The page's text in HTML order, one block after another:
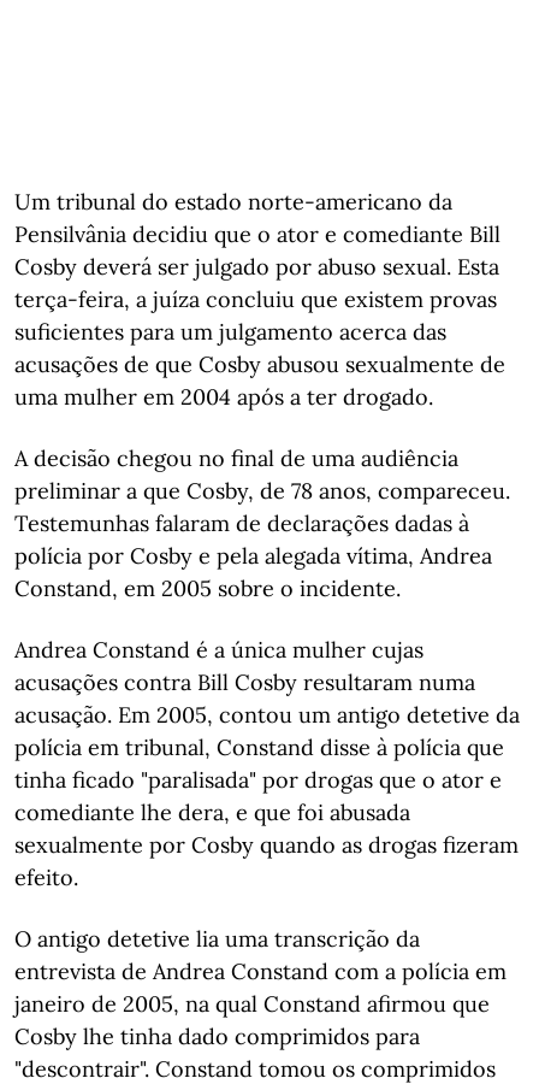
Um tribunal do estado norte-americano da
Pensilvânia decidiu que o ator e comediante Bill
Cosby deverá ser julgado por abuso sexual. Esta
terça-feira, a juíza concluiu que existem provas
suficientes para um julgamento acerca das
acusações de que Cosby abusou sexualmente de
uma mulher em 2004 após a ter drogado.
A decisão chegou no final de uma audiência
preliminar a que Cosby, de 78 anos, compareceu.
Testemunhas falaram de declarações dadas à
polícia por Cosby e pela alegada vítima, Andrea
Constand, em 2005 sobre o incidente.
Andrea Constand é a única mulher cujas
acusações contra Bill Cosby resultaram numa
acusação. Em 2005, contou um antigo detetive da
polícia em tribunal, Constand disse à polícia que
tinha ficado "paralisada" por drogas que o ator e
comediante lhe dera, e que foi abusada
sexualmente por Cosby quando as drogas fizeram
efeito.
O antigo detetive lia uma transcrição da
entrevista de Andrea Constand com a polícia em
janeiro de 2005, na qual Constand afirmou que
Cosby lhe tinha dado comprimidos para
"descontrair". Constand tomou os comprimidos